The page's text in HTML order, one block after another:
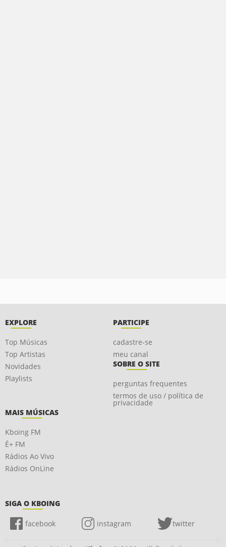
EXPLORE
Top Músicas
Top Artistas
Novidades
Playlists
PARTICIPE
cadastre-se
meu canal
SOBRE O SITE
perguntas frequentes
termos de uso / política de
privacidade
MAIS MÚSICAS
Kboing FM
É+ FM
Rádios Ao Vivo
Rádios OnLine
SIGA O KBOING
facebook instagram twitter